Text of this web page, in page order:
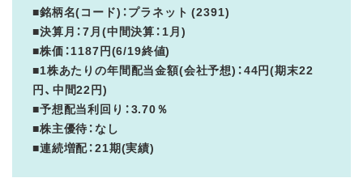
■銘柄名(コード)：プラネット (2391)
■決算月：7月(中間決算：1月)
■株価：1187円(6/19終値)
■1株あたりの年間配当金額(会社予想)：44円(期末22
円、中間22円)
■予想配当利回り：3.70％
■株主優待：なし
■連続増配：21期(実績)